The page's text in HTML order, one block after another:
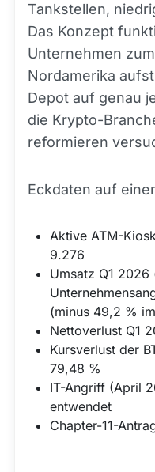
Tankstellen,
Das Konzept
Unternehmen
Nordamerika
Depot auf genau
die Krypto-
reformieren
Eckdaten auf
Aktive ATM-
9.276
Umsatz Q1
(minus 49,2 %
Nettoverlust Q1
Kursverlust der
79,48 %
IT-Angriff (April
entwendet
Chapter-11-